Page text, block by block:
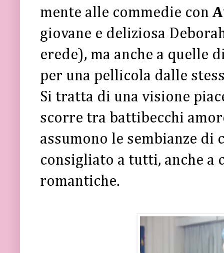
mente alle commedie con
giovane e deliziosa
erede), ma anche a quelle
per una pellicola dalle
Si tratta di una visione
scorre tra battibecchi
assumono le sembianze
consigliato a tutti, anche a
romantiche.